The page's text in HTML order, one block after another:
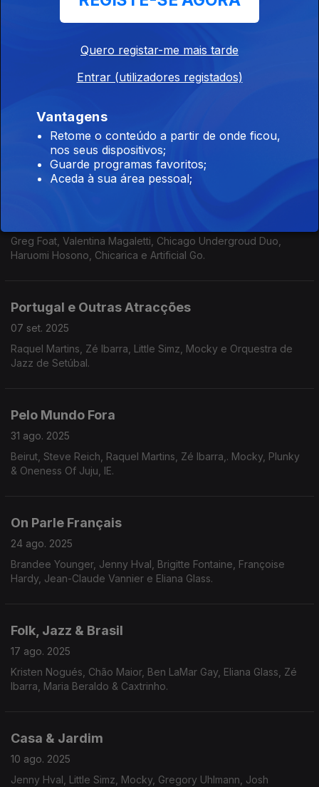
Xexa, Da Chick, Nate Smith, Greg Foat & Forest Law, Mal
Waldron e Hermeto Pascoal
Presente e (algum) Passado como sementes
21 set. 2025
Makaya McCraven, KeiyaA, Lucrecia Dalt, Dom Salvador e Sun
Greg Foat, Valentina Magaletti, Chicago Undergroud Duo,
Haruomi Hosono, Chicarica e Artificial Go.
Portugal e Outras Atracções
07 set. 2025
Raquel Martins, Zé Ibarra, Little Simz, Mocky e Orquestra de
Jazz de Setúbal.
Pelo Mundo Fora
31 ago. 2025
Beirut, Steve Reich, Raquel Martins, Zé Ibarra,. Mocky, Plunky
& Oneness Of Juju, IE.
On Parle Français
24 ago. 2025
Brandee Younger, Jenny Hval, Brigitte Fontaine, Françoise
Hardy, Jean-Claude Vannier e Eliana Glass.
Folk, Jazz & Brasil
17 ago. 2025
Kristen Nogués, Chão Maior, Ben LaMar Gay, Eliana Glass, Zé
Ibarra, Maria Beraldo & Caxtrinho.
Casa & Jardim
10 ago. 2025
Jenny Hval, Little Simz, Mocky, Gregory Uhlmann, Josh
Quero registar-me mais tarde
Entrar (utilizadores registados)
Vantagens
Retome o conteúdo a partir de onde ficou,
nos seus dispositivos;
Guarde programas favoritos;
Aceda à sua área pessoal;